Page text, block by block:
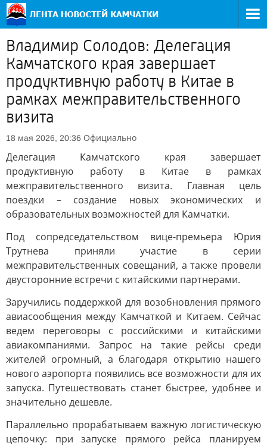
Владимир Солодов: Делегация
Камчатского края завершает
продуктивную работу в Китае в
рамках межправительственного
визита
18 мая 2026, 20:36 Официально
Делегация Камчатского края завершает
продуктивную работу в Китае в рамках
межправительственного визита. Главная цель
поездки – создание новых экономических и
образовательных возможностей для Камчатки.
Под сопредседательством вице-премьера Юрия
Трутнева приняли участие в серии
межправительственных совещаний, а также провели
двусторонние встречи с китайскими партнерами.
Заручились поддержкой для возобновления прямого
авиасообщения между Камчаткой и Китаем. Сейчас
ведем переговоры с российскими и китайскими
авиакомпаниями. Запрос на такие рейсы среди
жителей огромный, а благодаря открытию нашего
нового аэропорта появились все возможности для их
запуска. Путешествовать станет быстрее, удобнее и
значительно дешевле.
Параллельно прорабатываем важную логистическую
цепочку: при запуске прямого рейса планируем